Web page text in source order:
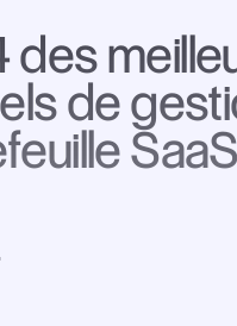
des
de
SaaS